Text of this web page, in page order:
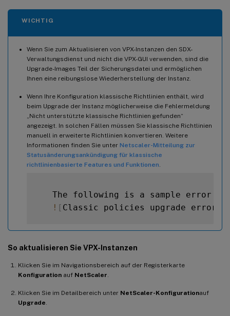
WICHTIG
Wenn Sie zum Aktualisieren von VPX-Instanzen den SDX-
Verwaltungsdienst und nicht die VPX-GUI verwenden, sind die
Upgrade-Images Teil der Sicherungsdatei und ermöglichen
Ihnen eine reibungslose Wiederherstellung der Instanz.
Wenn Ihre Konfiguration klassische Richtlinien enthält, wird
beim Upgrade der Instanz möglicherweise die Fehlermeldung
„Nicht unterstützte klassische Richtlinien gefunden“
angezeigt. In solchen Fällen müssen Sie klassische Richtlinien
manuell in erweiterte Richtlinien konvertieren. Weitere
Informationen finden Sie unter Netscaler-Mitteilung zur
Statusänderungsankündigung für klassische
richtlinienbasierte Features und Funktionen
The following is a sample error
! [ Classic policies upgrade error
So aktualisieren Sie VPX-Instanzen
Klicken Sie im Navigationsbereich auf der Registerkarte
Konfiguration auf NetScaler
Klicken Sie im Detailbereich unter NetScaler-Konfigurationauf
Upgrade